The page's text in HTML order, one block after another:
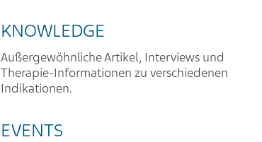
KNOWLEDGE
Außergewöhnliche Artikel, Interviews und
Therapie-Informationen zu verschiedenen
Indikationen.
EVENTS